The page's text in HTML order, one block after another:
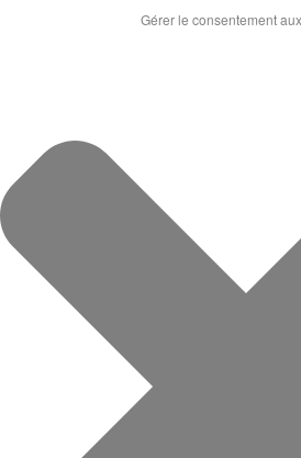
Gérer le consentement